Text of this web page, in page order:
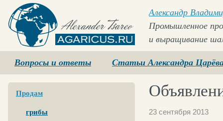
Agaricus.ru
Александр
Промышленное
и выращивание
Вопросы и ответы Статьи Александра
Продам
грибы
23 сентября 2013